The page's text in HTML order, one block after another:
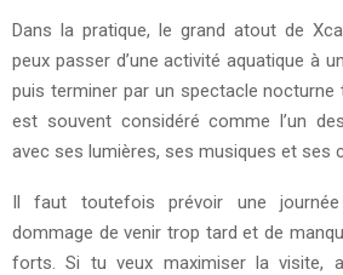
Dans la pratique, le grand atout de
peux passer d’une activité aquatique à
puis terminer par un spectacle nocturne
est souvent considéré comme l’un
avec ses lumières, ses musiques et ses
Il faut toutefois prévoir une
dommage de venir trop tard et de
forts. Si tu veux maximiser la visite,